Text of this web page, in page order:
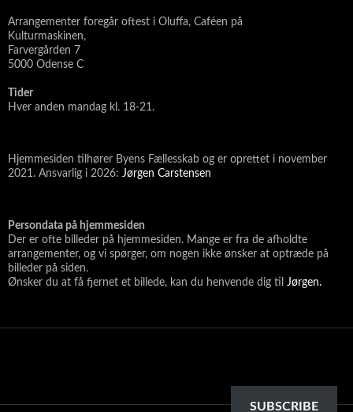
Arrangementer foregår oftest i Oluffa, Caféen på
Kulturmaskinen,
Farvergården 7
5000 Odense C
Tider
Hver anden mandag kl. 18-21.
Hjemmesiden tilhører Byens Fællesskab og er oprettet i november
2021. Ansvarlig i 2026: Jørgen Carstensen
Persondata på hjemmesiden
Der er ofte billeder på hjemmesiden. Mange er fra de afholdte
arrangementer, og vi spørger, om nogen ikke ønsker at optræde på
billeder på siden.
Ønsker du at få fjernet et billede, kan du henvende dig til Jørgen.
SUBSCRIBE